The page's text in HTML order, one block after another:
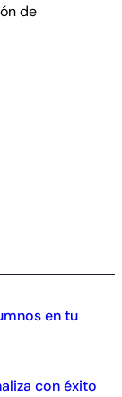
de
en tu
con éxito